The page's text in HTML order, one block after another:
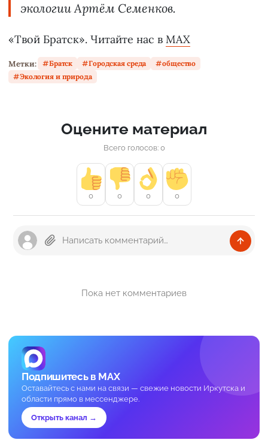
экологии Артём Семенков.
«Твой Братск». Читайте нас в MAX
Метки: Братск Городская среда
общество
Экология и природа
Оцените материал
Всего голосов: 0
0 0 0 0
Пока нет комментариев
Подпишитесь в MAX
Оставайтесь с нами на связи — свежие новости Иркутска и
области прямо в мессенджере.
Открыть канал →